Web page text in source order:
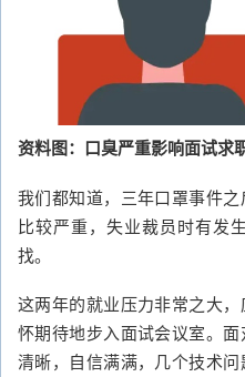
资料图：口臭严重影响面试求
我们都知道，三年口罩事件
比较严重，失业裁员时有发
找。
这两年的就业压力非常之大
怀期待地步入面试会议室。
清晰，自信满满，几个技术